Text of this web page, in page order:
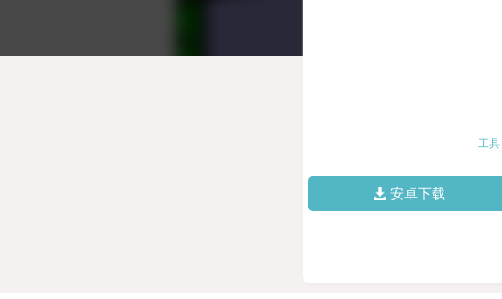
工具
安卓下载